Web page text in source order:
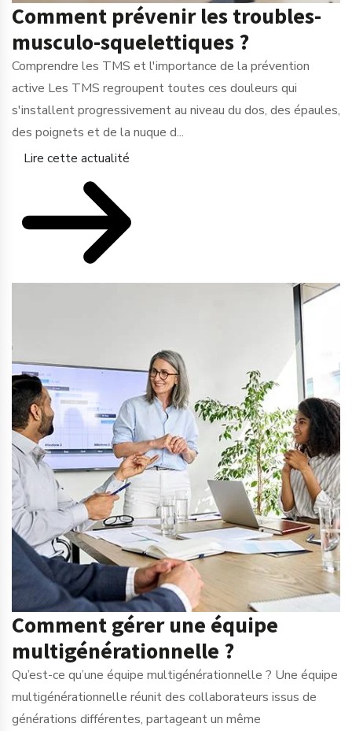
Comment prévenir les troubles-
musculo-squelettiques ?
Comprendre les TMS et l'importance de la prévention
active Les TMS regroupent toutes ces douleurs qui
s'installent progressivement au niveau du dos, des épaules,
des poignets et de la nuque d...
Lire cette actualité
Comment gérer une équipe
multigénérationnelle ?
Qu’est-ce qu’une équipe multigénérationnelle ? Une équipe
multigénérationnelle réunit des collaborateurs issus de
générations différentes, partageant un même